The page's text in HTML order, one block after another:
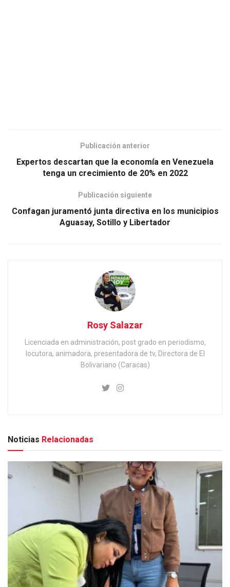
Publicación anterior
Expertos descartan que la economía en Venezuela
tenga un crecimiento de 20% en 2022
Publicación siguiente
Confagan juramentó junta directiva en los municipios
Aguasay, Sotillo y Libertador
Rosy Salazar
Licenciada en administración, post grado en periodismo,
locutora, animadora, presentadora de tv, Directora de El
Bolivariano (Caracas)
Noticias Relacionadas